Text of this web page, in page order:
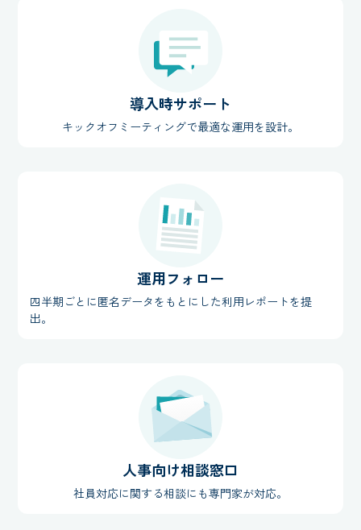
導入時サポート
キックオフミーティングで最適な運用を設計。
運用フォロー
四半期ごとに匿名データをもとにした利用レポートを提
出。
人事向け相談窓口
社員対応に関する相談にも専門家が対応。